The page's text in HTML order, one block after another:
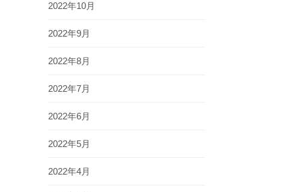
2022年10月
2022年9月
2022年8月
2022年7月
2022年6月
2022年5月
2022年4月